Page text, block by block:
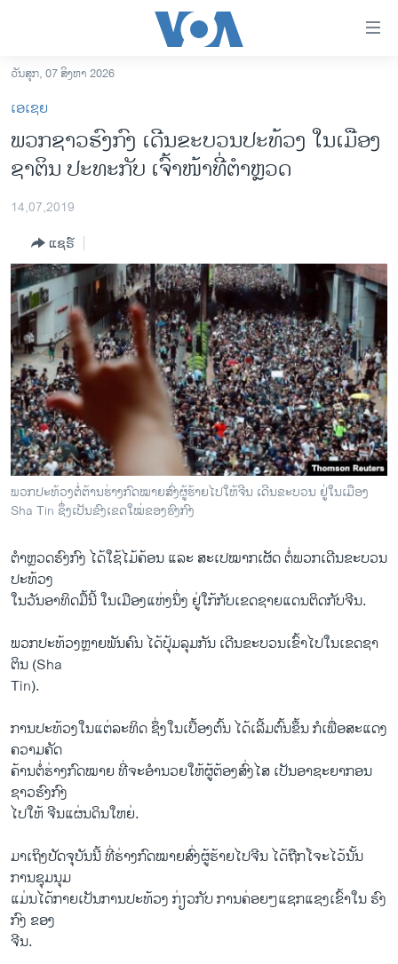
ເຂົ້າ
ຫາ
ຂ້າມ
ຂ້າມ
ຫາ
ອາເມຣິກາ
ການເລືອກຕັ້ງ ປະທານາທີບໍດີ ສະຫະລັດ 2024
ຂ່າວ​ຈີນ
ໂລກ
ເອເຊຍ
ອິດສະຫຼະພາບດ້ານການຂ່າວ
ຊີວິດຊາວລາວ
ຊຸມຊົນຊາວລາວ
ວິທະຍາສາດ-ເທັກໂນໂລຈີ
ທຸລະກິດ
ພາສາອັງກິດ
ວີດີໂອ
ລາຍການກະຈາຍສຽງ
ລາຍງານ
ຕິດຕາມພວກເຮົາ ທີ່
ພາສາຕ່າງໆ
ວັນສຸກ, 07 ສິງຫາ 2026
ເອເຊຍ
ພວກຊາວຮົງກົງ ເດີນຂະບວນປະທ້ວງ ໃນເມືອງ
ຊາຕິນ ປະທະກັບ ເຈົ້າໜ້າທີ່ຕຳຫຼວດ
14,07,2019
ແຊຣ໌
ພວກປະທ້ວງຕໍ່ຕ້ານຮ່າງກົດໝາຍສົ່ງຜູ້ຮ້າຍໄປໃຫ້ຈີນ ເດີນຂະບວນ ຢູ່ໃນເມືອງ
Sha Tin ຊຶ່ງເປັນຂົງເຂດໃໝ່ຂອງຮົງກົງ
ຕຳຫຼວດຮົງກົງ ໄດ້ໃຊ້ໄມ້ຄ້ອນ ແລະ ສະເປໝາກເຜັດ ຕໍ່ພວກເດີນຂະບວນ
ປະທ້ວງ
ໃນວັນອາທິດມື້ນີ້ ໃນເມືອງແຫ່ງນຶ່ງ ຢູ່ໃກ້ກັບເຂດຊາຍແດນຕິດກັບຈີນ.
ພວກປະທ້ວງຫຼາຍພັນຄົນ ໄດ້ປຸ້ມລຸມກັນ ເດີນຂະບວນເຂົ້າໄປໃນເຂດຊາ
ຕິນ (Sha
Tin).
ການປະທ້ວງໃນແຕ່ລະທິດ ຊຶ່ງໃນເບື້ອງຕົ້ນ ໄດ້ເລີ້ມຕົ້ນຂຶ້ນ ກໍເພື່ອສະແດງ
ຄວາມຄັດ
ຄ້ານຕໍ່ຮ່າງກົດໝາຍ ທີ່ຈະອຳນວຍໃຫ້ຜູ້ຕ້ອງສົ່ງໄສ ​ເປັນ​ອາ​ຊະ​ຍາ​ກອນ​
ຊາວຮົງ​ກົງ
ໄປໃຫ້ ຈີນແຜ່ນດິນໃຫຍ່.
ມາເຖິງປັດຈຸບັນນີ້ ທີ່ຮ່າງກົດໝາຍສົ່ງຜູ້ຮ້າຍໄປຈີນ ໄດ້ຖືກໂຈະໄວ້ນັ້ນ
ການຊຸມ​ນຸມ
ແມ່ນ​ໄດ້​ກາຍ​ເປັນການປະທ້ວງ ກ່ຽວ​ກັບ ການຄ່ອຍໆແຊກແຊງເຂົ້າໃນ ຮົງ
ກົງ ຂອງ
ຈີນ.